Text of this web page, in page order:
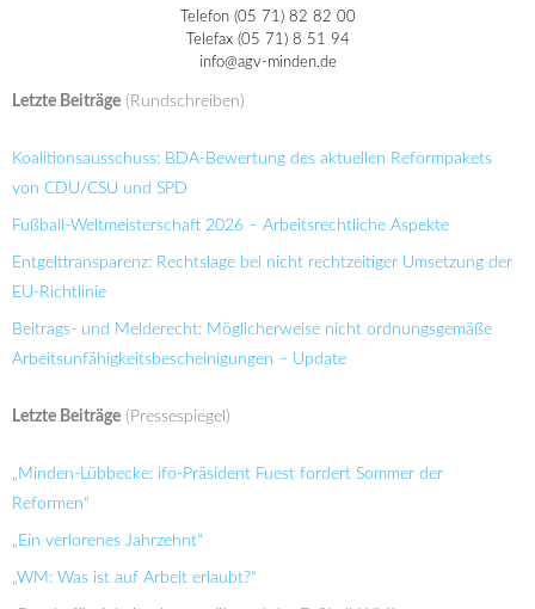
Telefon (05 71) 82 82 00
Telefax (05 71) 8 51 94
info@agv-minden.de
Letzte Beiträge (Rundschreiben)
Koalitionsausschuss: BDA-Bewertung des aktuellen Reformpakets
von CDU/CSU und SPD
Fußball-Weltmeisterschaft 2026 – Arbeitsrechtliche Aspekte
Entgelttransparenz: Rechtslage bei nicht rechtzeitiger Umsetzung der
EU-Richtlinie
Beitrags- und Melderecht: Möglicherweise nicht ordnungsgemäße
Arbeitsunfähigkeitsbescheinigungen – Update
Letzte Beiträge (Pressespiegel)
„Minden-Lübbecke: ifo-Präsident Fuest fordert Sommer der
Reformen“
„Ein verlorenes Jahrzehnt“
„WM: Was ist auf Arbeit erlaubt?“